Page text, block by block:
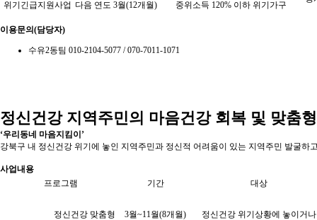
위기긴급지원사업 다음 연도 3월(12개월) 중위소득 120% 이하 위기가구
이용문의(담당자)
수유2동팀 010-2104-5077 / 070-7011-1071
정신건강 지역주민의 마음건강 회복 및 맞춤
‘우리동네 마음지킴이’
강북구 내 정신건강 위기에 놓인 지역주민과 정신적 어려움이 있는 지역주민 발굴
사업내용
프로그램
기간 대상
정신건강 맞춤형
3월~11월(8개월)
정신건강 위기상황에 놓이거나